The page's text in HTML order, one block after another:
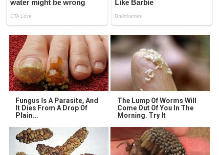
Fungus Is A Parasite, And
It Dies From A Drop Of
Plain...
The Lump Of Worms Will
Come Out Of You In The
Morning. Try It